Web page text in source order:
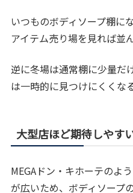
いつものボディソープ棚に
アイテム売り場を見れば並
逆に冬場は通常棚に少量だ
は一時的に見つけにくくな
大型店ほど期待しやす
MEGAドン・キホーテのよ
が広いため、ボディソープ